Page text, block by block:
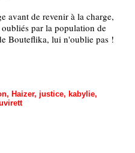
avant de revenir à la charge,
par la population de
Bouteflika, lui n'oublie pas !
, Haizer, justice, kabylie,